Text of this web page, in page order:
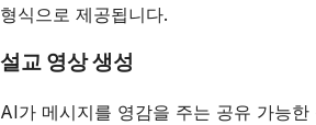
형식으로 제공됩니다.
설교 영상 생성
AI가 메시지를 영감을 주는 공유 가능